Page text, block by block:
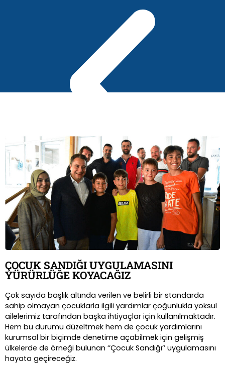
Ali Babacan'ın Sosyal Politikalar
ÇOCUK SANDIĞI UYGULAMASINI
YÜRÜRLÜĞE KOYACAĞIZ
Çok sayıda başlık altında verilen ve belirli bir standarda
sahip olmayan çocuklarla ilgili yardımlar çoğunlukla yoksul
ailelerimiz tarafından başka ihtiyaçlar için kullanılmaktadır.
Hem bu durumu düzeltmek hem de çocuk yardımlarını
kurumsal bir biçimde denetime açabilmek için gelişmiş
ülkelerde de örneği bulunan ‘’Çocuk Sandığı’’ uygulamasını
hayata geçireceğiz.